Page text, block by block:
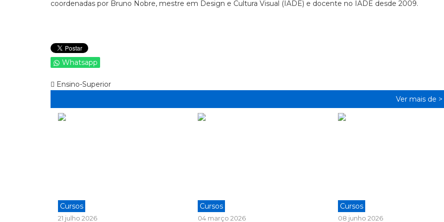
coordenadas por Bruno Nobre, mestre em Design e Cultura Visual (IADE) e docente no IADE desde 2009.
Whatsapp
Ensino-Superior
Ver mais de >
Cursos
21 julho 2026
Cursos
04 março 2026
Cursos
08 junho 2026